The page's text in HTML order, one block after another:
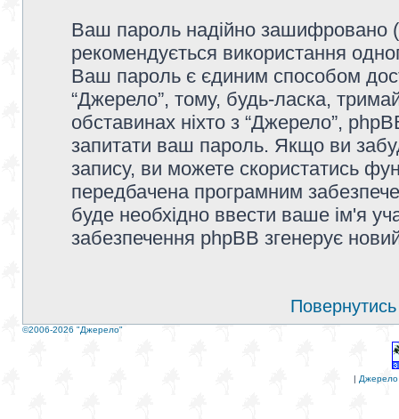
Ваш пароль надійно зашифровано
рекомендується використання
Ваш пароль є єдиним способом
“Джерело”, тому, будь-ласка,
обставинах ніхто з “Джерело”,
запитати ваш пароль. Якщо ви
запису, ви можете скористатись
передбачена програмним
буде необхідно ввести ваше ім'я
забезпечення phpBB згенерує
Повернутись
©2006-2026 "Джерело"
| Джерело